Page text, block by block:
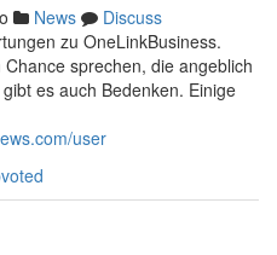
News
Discuss
zu OneLinkBusiness.
sprechen, die angeblich
es auch Bedenken. Einige
user